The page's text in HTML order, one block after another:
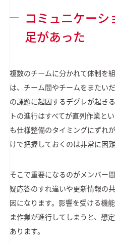
コミュニケー
足があった
複数のチームに分かれて体制を
は、チーム間やチームをまたい
の課題に起因するデグレが起き
トの進行はすべてが直列作業と
も仕様整備のタイミングにずれ
けで把握しておくのは非常に困難
そこで重要になるのがメンバー
疑応答のすれ違いや更新情報の
因になります。影響を受ける機
ま作業が進行してしまうと、想
あります。